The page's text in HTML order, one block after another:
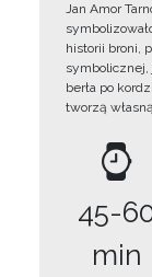
Jan Amor
historii broni,
berła po
tworzą
45-
min